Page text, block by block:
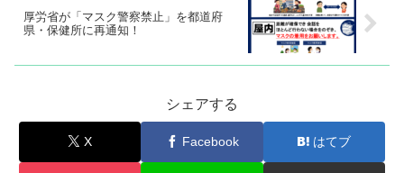
厚労省が「マスク警察禁止」を都道府
県・保健所に再通知！
シェアする
X Facebook はてブ